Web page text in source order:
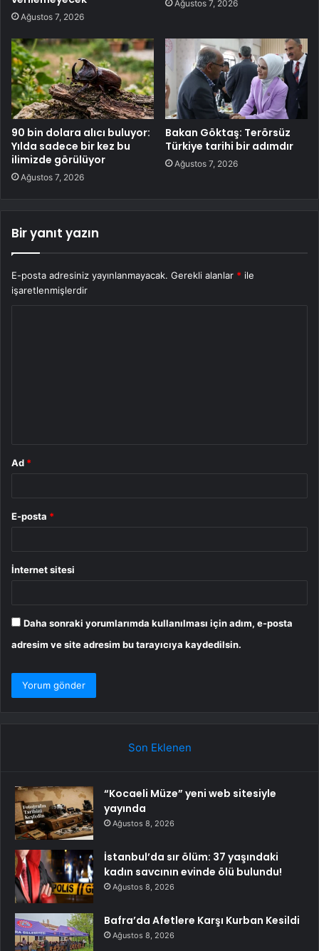
Ağustos 7, 2026
Ağustos 7, 2026
90 bin dolara alıcı buluyor:
Yılda sadece bir kez bu
ilimizde görülüyor
Ağustos 7, 2026
Bakan Göktaş: Terörsüz
Türkiye tarihi bir adımdır
Ağustos 7, 2026
Bir yanıt yazın
E-posta adresiniz yayınlanmayacak. Gerekli alanlar * ile
işaretlenmişlerdir
Ad *
E-posta *
İnternet sitesi
Daha sonraki yorumlarımda kullanılması için adım, e-posta
adresim ve site adresim bu tarayıcıya kaydedilsin.
Son Eklenen
“Kocaeli Müze” yeni web sitesiyle
yayında
Ağustos 8, 2026
İstanbul’da sır ölüm: 37 yaşındaki
kadın savcının evinde ölü bulundu!
Ağustos 8, 2026
Bafra’da Afetlere Karşı Kurban Kesildi
Ağustos 8, 2026